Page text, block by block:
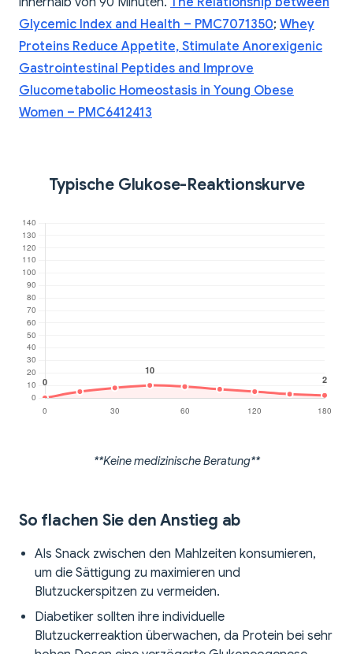
Glycemic Index and Health – PMC7071350; Whey
Proteins Reduce Appetite, Stimulate Anorexigenic
Gastrointestinal Peptides and Improve
Glucometabolic Homeostasis in Young Obese
Women – PMC6412413
Typische Glukose-Reaktionskurve
**Keine medizinische Beratung**
So flachen Sie den Anstieg ab
Als Snack zwischen den Mahlzeiten konsumieren,
um die Sättigung zu maximieren und
Blutzuckerspitzen zu vermeiden.
Diabetiker sollten ihre individuelle
Blutzuckerreaktion überwachen, da Protein bei sehr